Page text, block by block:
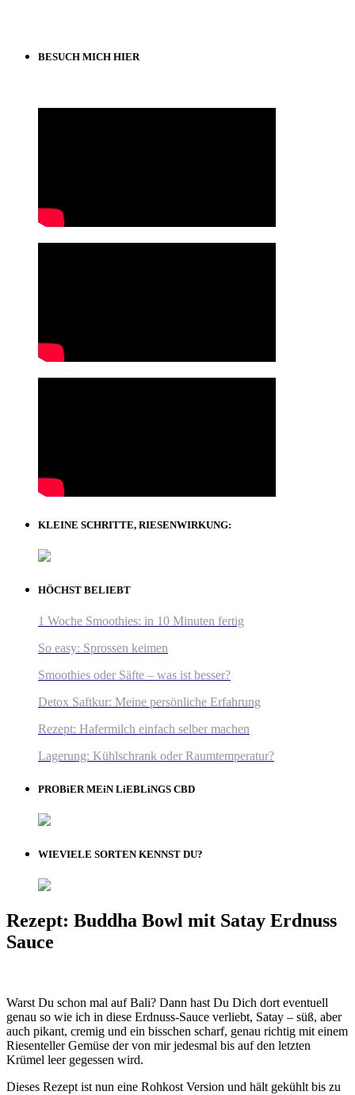
BESUCH MICH HIER
KLEINE SCHRITTE, RIESENWIRKUNG:
HÖCHST BELIEBT
1 Woche Smoothies: in 10 Minuten fertig
So easy: Sprossen keimen
Smoothies oder Säfte – was ist besser?
Detox Saftkur: Meine persönliche Erfahrung
Rezept: Hafermilch einfach selber machen
Lagerung: Kühlschrank oder Raumtemperatur?
PROBiER MEiN LiEBLiNGS CBD
WIEVIELE SORTEN KENNST DU?
Rezept: Buddha Bowl mit Satay Erdnuss
Sauce
Warst Du schon mal auf Bali? Dann hast Du Dich dort eventuell
genau so wie ich in diese Erdnuss-Sauce verliebt, Satay – süß, aber
auch pikant, cremig und ein bisschen scharf, genau richtig mit einem
Riesenteller Gemüse der von mir jedesmal bis auf den letzten
Krümel leer gegessen wird.
Dieses Rezept ist nun eine Rohkost Version und hält gekühlt bis zu